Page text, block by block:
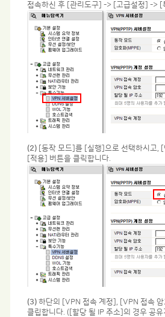
접속하신 후 [관리도구] -> [고급설정] ->
(2) [동작 모드]를 [실행]으로 선택하시고,
[적용] 버튼을 클릭합니다.
(3) 하단의 [VPN 접속 계정], [VPN 접속
클립합니다. ([할당 될 IP 주소]의 경우 공